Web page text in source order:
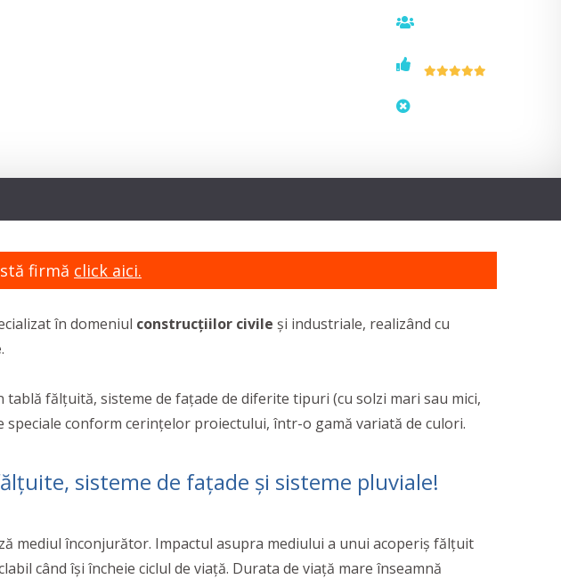
firmă click aici.
în domeniul construcțiilor civile și industriale, realizând cu
.
fălțuită, sisteme de fațade de diferite tipuri (cu solzi mari sau mici,
conform cerințelor proiectului, într-o gamă variată de culori.
sisteme de fațade și sisteme pluviale!
mediul înconjurător. Impactul asupra mediului a unui acoperiș fălțuit
când își încheie ciclul de viață. Durata de viață mare înseamnă